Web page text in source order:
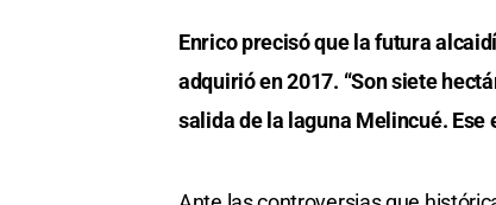
Enrico precisó que la futura
adquirió en 2017. “Son siete
salida de la laguna Melincué. Ese